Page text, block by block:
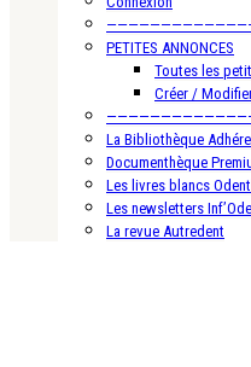
PETITES ANNONCES
Toutes les
Créer /
La Bibliothèque
Documenthèque
Les livres blancs
Les newsletters
La revue Autredent